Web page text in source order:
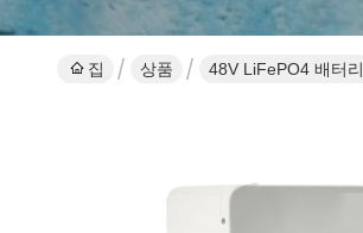
집 상품 48V LiFePO4 배터리